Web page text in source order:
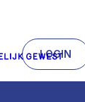
LOGIN